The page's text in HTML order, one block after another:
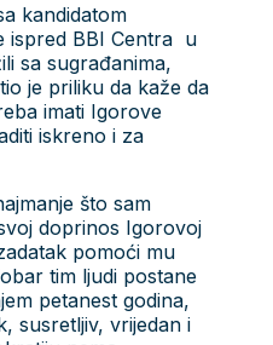
kandidatom
ispred BBI Centra u
sa sugrađanima,
je priliku da kaže da
imati Igorove
iskreno i za
što sam
doprinos Igorovoj
pomoći mu
tim ljudi postane
petanest godina,
susretljiv, vrijedan i